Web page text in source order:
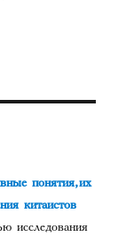
понятия, их
китаистов